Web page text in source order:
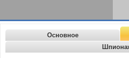
Основное